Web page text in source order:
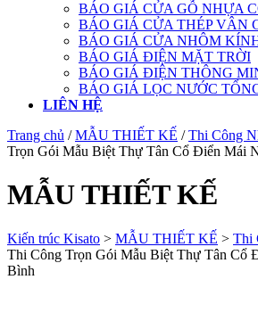
BÁO GIÁ CỬA GỖ NHỰA
BÁO GIÁ CỬA THÉP VÂN
BÁO GIÁ CỬA NHÔM
BÁO GIÁ ĐIỆN MẶT TRỜI
BÁO GIÁ ĐIỆN THÔNG
BÁO GIÁ LỌC NƯỚC
LIÊN HỆ
Trang chủ /MẪU THIẾT KẾ /Thi Công
Trọn Gói Mẫu Biệt Thự Tân Cổ Điển Mái
MẪU THIẾT KẾ
Kiến trúc Kisato > MẪU THIẾT KẾ > Thi
Thi Công Trọn Gói Mẫu Biệt Thự Tân Cổ
Bình